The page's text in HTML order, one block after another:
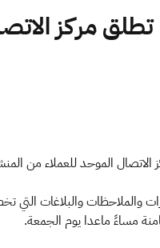
القيمة المضافة الإقرار
مركز
الاتصال الموحد للعملاء من
مساءً ماعدا يوم الجمعة.